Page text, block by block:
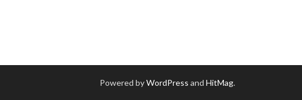
Powered byWordPress and HitMag.